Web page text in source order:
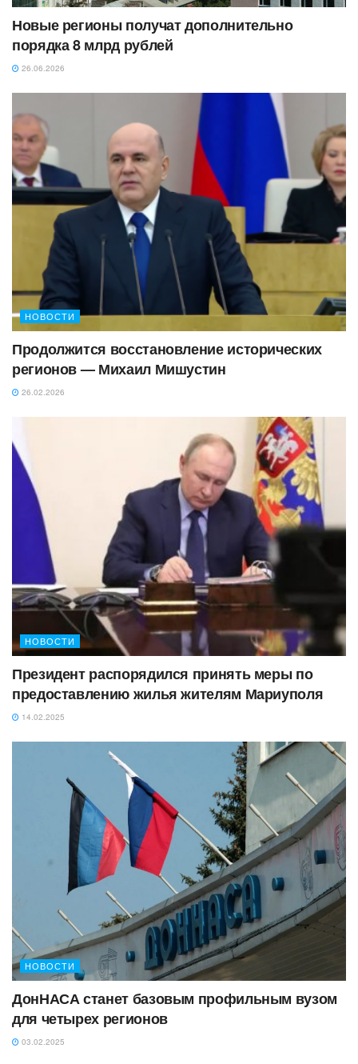
Новые регионы получат дополнительно
порядка 8 млрд рублей
26.06.2026
НОВОСТИ
Продолжится восстановление исторических
регионов — Михаил Мишустин
26.02.2026
НОВОСТИ
Президент распорядился принять меры по
предоставлению жилья жителям Мариуполя
14.02.2025
НОВОСТИ
ДонНАСА станет базовым профильным вузом
для четырех регионов
03.02.2025